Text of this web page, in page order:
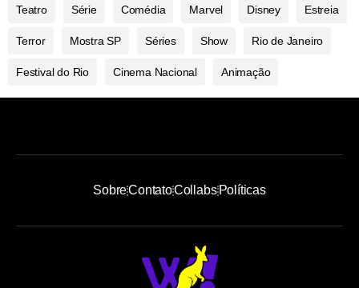
Teatro Série Comédia Marvel Disney Estreia
Terror Mostra SP Séries Show Rio de Janeiro
Festival do Rio Cinema Nacional Animação
SobreContatoCollabsPolíticas